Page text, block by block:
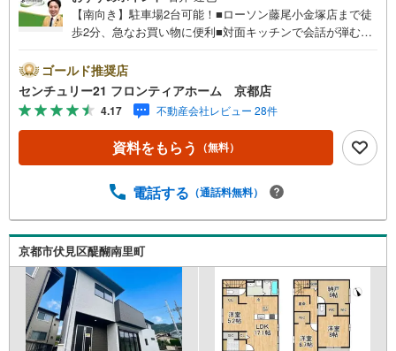
【南向き】駐車場2台可能！■ローソン藤尾小金塚店まで徒
歩2分、急なお買い物に便利■対面キッチンで会話が弾む空
周辺にはスーパーもあり、お仕事帰りのお買い物に便利で
す・3面採光につき通風陽当たり良好です・家族みんなが集
まれる広々リビング ・納戸やウォークインクローゼットな
ど収納たっぷりでお部屋がすっきり片付きます 立地・京都
市立音羽小学校まで徒歩約27分・京都市立音羽中学校まで
徒歩約34分 弊社が選ばれる理由 1.お金の扱い方のプロ、フ
替えなどにも対応できる売却専門チームあり！3.たくさん
が可能！4.物件のお引渡し後に必要になったお家のリフォ
ームも弊社のリフォームプランナーがご提案！5.定期的に
ご連絡を繋ぎ、有事の際に迅速にサポートいたします弊社
は専門家同士が連携をとっているため、より多くの知見が
ございます。お気軽にお問合せください！
ゴールド推奨店
センチュリー21 フロンティアホーム 京都店
4.17 不動産会社レビュー 28件
資料をもらう （無料）
電話する （通話料無料）
京都市伏見区醍醐南里町